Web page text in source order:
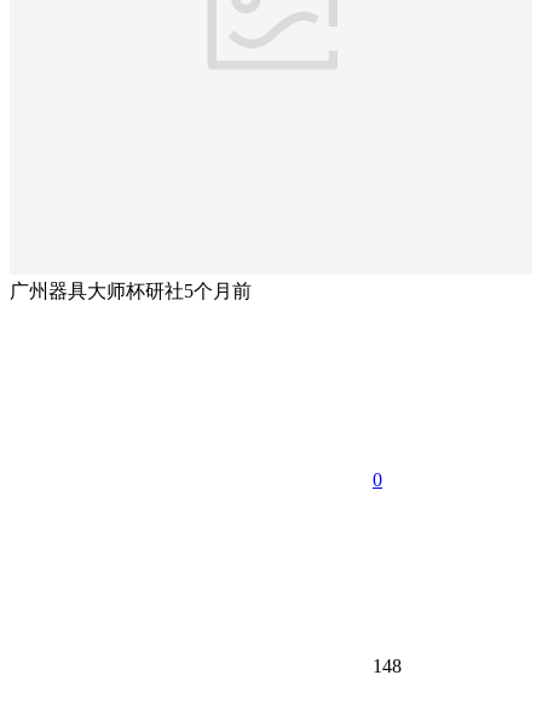
广州器具大师杯研社5个月前
0
148